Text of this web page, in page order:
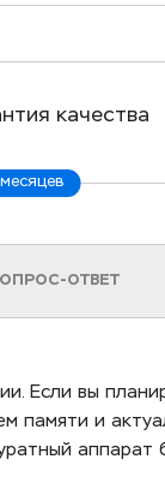
качества
ОТВЕТ
Если вы
памяти и